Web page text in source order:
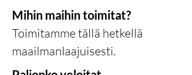
Mihin maihin toimitat?
Toimitamme tällä hetkellä
maailmanlaajuisesti.